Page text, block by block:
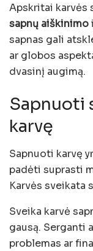
Apskritai karvės
sapnų aiškinimo
sapnas gali
ar globos
dvasinį augimą.
Sapnuoti
karvę
Sapnuoti karvę
padėti suprasti
Karvės sveikata
Sveika karvė
gausą. Serganti
problemas ar